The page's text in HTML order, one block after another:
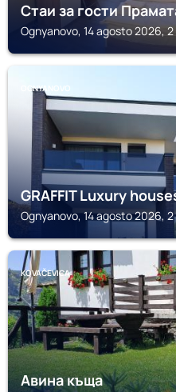
Стаи за гости
Ognyanovo, 14 agosto 2026,
OGNYANOVO
GRAFFIT Luxury
Ognyanovo, 14 agosto 2026,
KOVAČEVICA
Авина къща